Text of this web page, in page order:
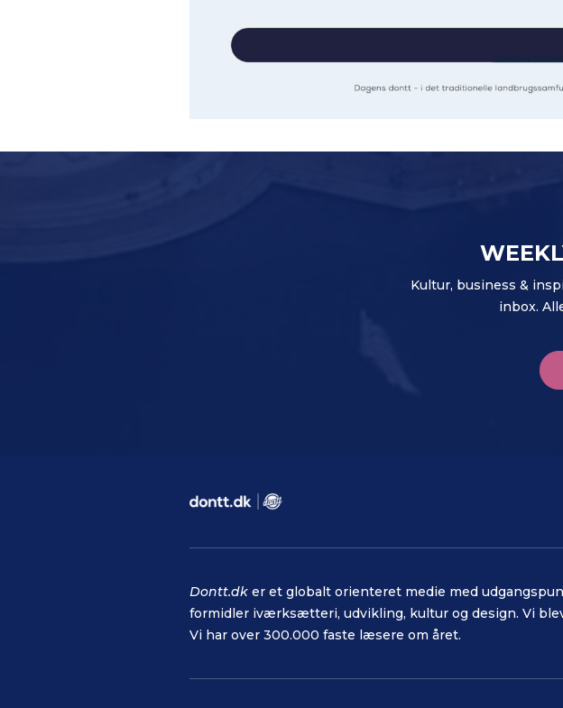
Kultur, business &
inbox.
Dontt.dk er et globalt orienteret medie med
formidler iværksætteri, udvikling, kultur og design. Vi
Vi har over 300.000 faste læsere om året.